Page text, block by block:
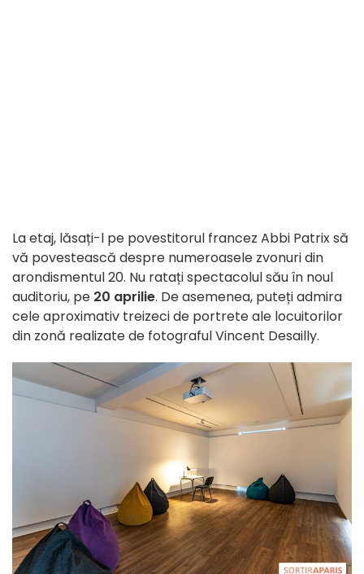
La etaj, lăsați-l pe povestitorul francez Abbi Patrix să
vă povestească despre numeroasele zvonuri din
arondismentul 20. Nu ratați spectacolul său în noul
auditoriu, pe 20 aprilie. De asemenea, puteți admira
cele aproximativ treizeci de portrete ale locuitorilor
din zonă realizate de fotograful Vincent Desailly.